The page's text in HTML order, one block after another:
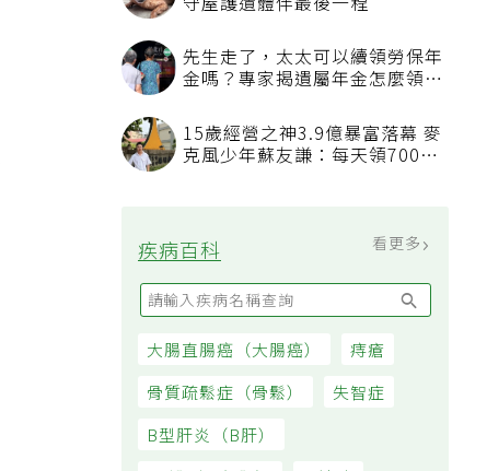
守屋護遺體伴最後一程
先生走了，太太可以續領勞保年
看順位還要看資格
15歲經營之神3.9億暴富落幕 麥
疾病百科